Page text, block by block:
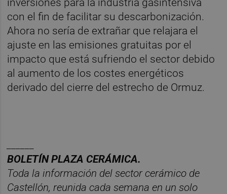
con el fin de facilitar su descarbonización.
Ahora no sería de extrañar que relajara el
ajuste en las emisiones gratuitas por el
impacto que está sufriendo el sector debido
al aumento de los costes energéticos
derivado del cierre del estrecho de Ormuz.
BOLETÍN PLAZA CERÁMICA.
Toda la información del sectorcerámico de
Castellón, reunida cada semana en un solo